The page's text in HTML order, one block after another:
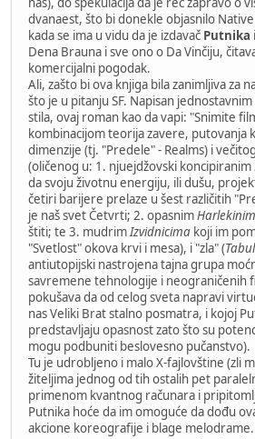
dvanaest, što bi donekle objasnilo
kada se ima u vidu da je izdavač Putnika
Dena Brauna i sve ono o Da Vinčiju,
komercijalni pogodak.
Ali, zašto bi ova knjiga bila zanimljiva za
što je u pitanju SF. Napisan
stila, ovaj roman kao da vapi: "Snimite
kombinacijom teorija zavere, putovanja
dimenzije (tj. "Predele" - Realms) i
(oličenog u: 1. njuejdžovski koncipiranim
da svoju životnu energiju, ili dušu,
četiri barijere prelaze u šest različitih
je naš svet Četvrti; 2. opasnim
štiti; te 3. mudrimIzvidnicima koji im
"Svetlost" okova krvi i mesa), i "zla" (
antiutopijski nastrojena tajna grupa
savremene tehnologije i neograničenih
pokušava da od celog sveta napravi
nas Veliki Brat stalno posmatra, i kojoj
predstavljaju opasnost zato što su
mogu podbuniti beslovesno pučanstvo).
Tu je udrobljeno i malo X-fajlovštine (zli
žiteljima jednog od tih ostalih pet
primenom kvantnog računara i
Putnika hoće da im omoguće da dođu
akcione koreografije i blage